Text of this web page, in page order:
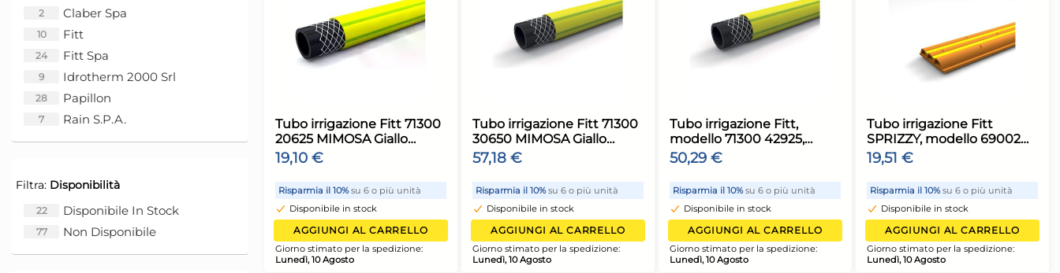
2 Claber Spa
10 Fitt
24 Fitt Spa
9 Idrotherm 2000 Srl
28 Papillon
7 Rain S.p.a.
Filtra: Disponibilità
22 Disponibile In Stock
77 Non Disponibile
Tubo irrigazione Fitt 71300
20625 MIMOSA Giallo
Tubo irrigazione Fitt 71300
30650 MIMOSA Giallo
Tubo irrigazione Fitt,
modello 71300 42925,